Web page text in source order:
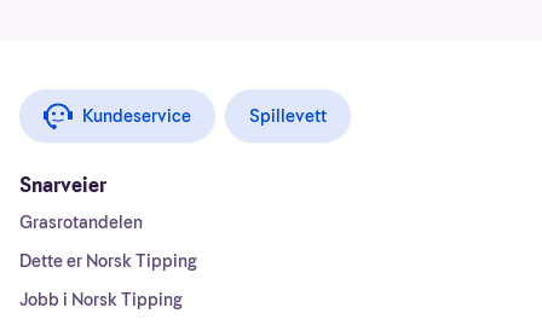
Kundeservice Spillevett
Snarveier
Grasrotandelen
Dette er Norsk Tipping
Jobb i Norsk Tipping